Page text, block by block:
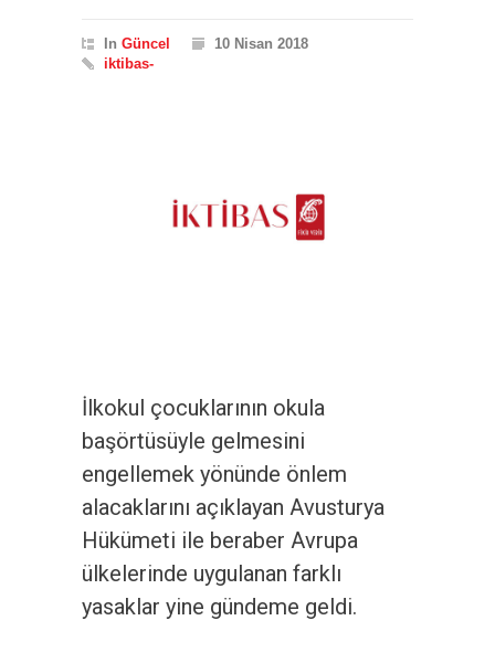
In Güncel
10 Nisan 2018
iktibas-
İlkokul çocuklarının okula
başörtüsüyle gelmesini
engellemek yönünde önlem
alacaklarını açıklayan Avusturya
Hükümeti ile beraber Avrupa
ülkelerinde uygulanan farklı
yasaklar yine gündeme geldi.